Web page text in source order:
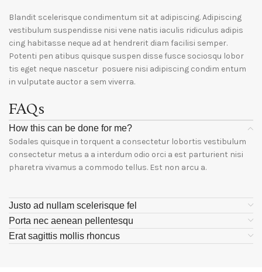
Blandit scelerisque condimentum sit at adipiscing. Adipiscing
vestibulum suspendisse nisi vene natis iaculis ridiculus adipis
cing habitasse neque ad at hendrerit diam facilisi semper.
Potenti pen atibus quisque suspen disse fusce sociosqu lobor
tis eget neque nascetur posuere nisi adipiscing condim entum
in vulputate auctor a sem viverra.
FAQs
How this can be done for me?
Sodales quisque in torquent a consectetur lobortis vestibulum
consectetur metus a a interdum odio orci a est parturient nisi
pharetra vivamus a commodo tellus. Est non arcu a.
Justo ad nullam scelerisque fel
Porta nec aenean pellentesqu
Erat sagittis mollis rhoncus